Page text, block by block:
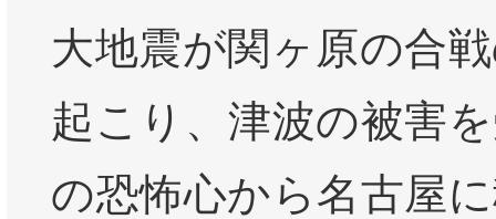
大地震が関ヶ原の合
起こり、津波の被害
の恐怖心から名古屋